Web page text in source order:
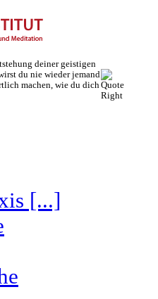
deiner geistigen
du nie wieder jemand
machen, wie du dich
[...]